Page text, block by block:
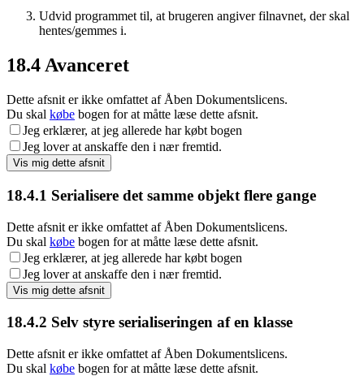
Udvid programmet til, at brugeren angiver filnavnet, der skal
hentes/gemmes i.
18.4 Avanceret
Dette afsnit er ikke omfattet af Åben Dokumentslicens.
Du skal købe bogen for at måtte læse dette afsnit.
Jeg erklærer, at jeg allerede har købt bogen
Jeg lover at anskaffe den i nær fremtid.
18.4.1 Serialisere det samme objekt flere gange
Dette afsnit er ikke omfattet af Åben Dokumentslicens.
Du skal købe bogen for at måtte læse dette afsnit.
Jeg erklærer, at jeg allerede har købt bogen
Jeg lover at anskaffe den i nær fremtid.
18.4.2 Selv styre serialiseringen af en klasse
Dette afsnit er ikke omfattet af Åben Dokumentslicens.
Du skal købe bogen for at måtte læse dette afsnit.